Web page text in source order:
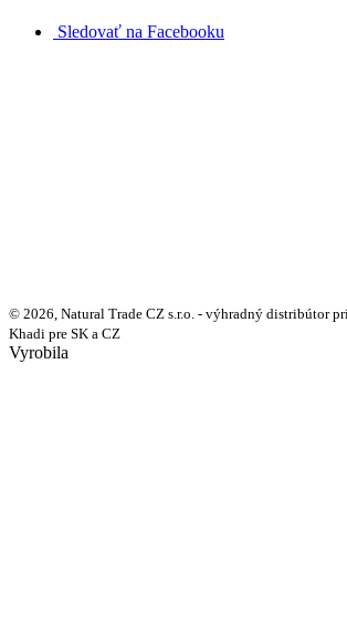
Sledovať na Facebooku
© 2026, Natural Trade CZ s.r.o. - výhradný distribútor
Khadi pre SK a CZ
Vyrobila